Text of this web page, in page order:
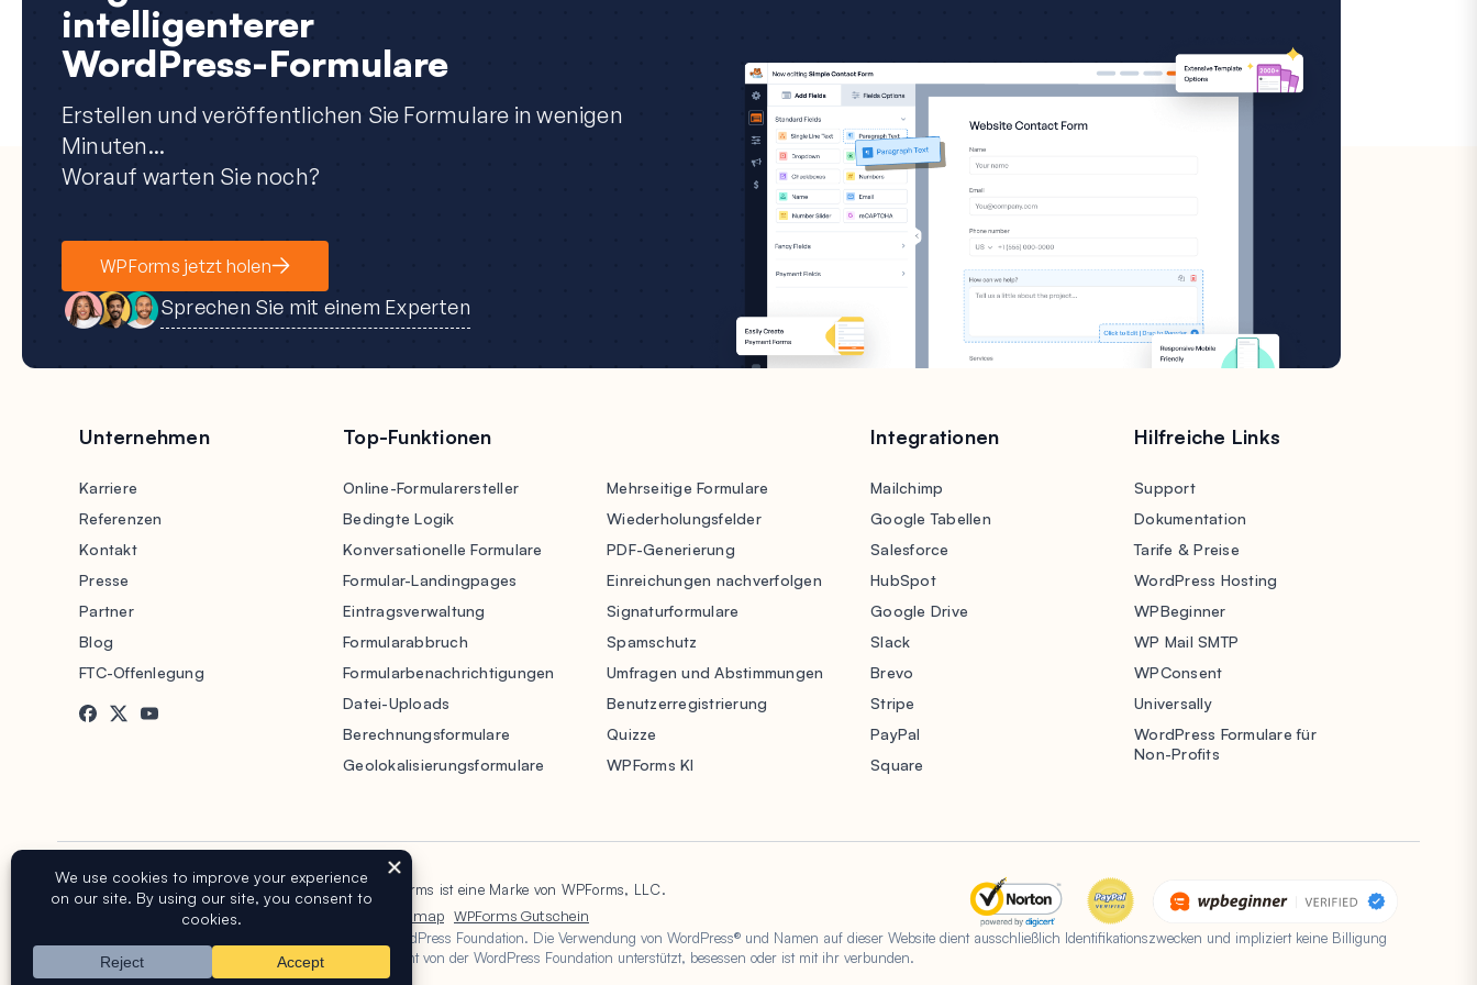
intelligenterer
WordPress-Formulare
Erstellen und veröffentlichen Sie Formulare in wenigen
Minuten...
Worauf warten Sie noch?
WPForms jetzt holen
Sprechen Sie mit einem Experten
Unternehmen
Karriere
Referenzen
Kontakt
Presse
Partner
Blog
FTC-Offenlegung
Top-Funktionen
Online-Formularersteller
Bedingte Logik
Konversationelle Formulare
Formular-Landingpages
Eintragsverwaltung
Formularabbruch
Formularbenachrichtigungen
Datei-Uploads
Berechnungsformulare
Geolokalisierungsformulare
Mehrseitige Formulare
Wiederholungsfelder
PDF-Generierung
Einreichungen nachverfolgen
Signaturformulare
Spamschutz
Umfragen und Abstimmungen
Benutzerregistrierung
Quizze
WPForms KI
Integrationen
Mailchimp
Google Tabellen
Salesforce
HubSpot
Google Drive
Slack
Brevo
Stripe
PayPal
Square
Hilfreiche Links
Support
Dokumentation
Tarife & Preise
WordPress Hosting
WPBeginner
WP Mail SMTP
WPConsent
Universally
WordPress Formulare für
Non-Profits
Copyright © 2016-2026 WPForms, LLC.
WPForms ist eine Marke von WPForms, LLC.
Nutzungsbedingungen Datenschutzrichtlinie Sitemap WPForms Gutschein
Die Marke WordPress® ist geistiges Eigentum der WordPress Foundation. Die Verwendung von WordPress® und Namen auf dieser Website dient ausschließlich Identifikationszwecken und impliziert keine Billigung
durch die WordPress Foundation. WPForms wird nicht von der WordPress Foundation unterstützt, besessen oder ist mit ihr verbunden.